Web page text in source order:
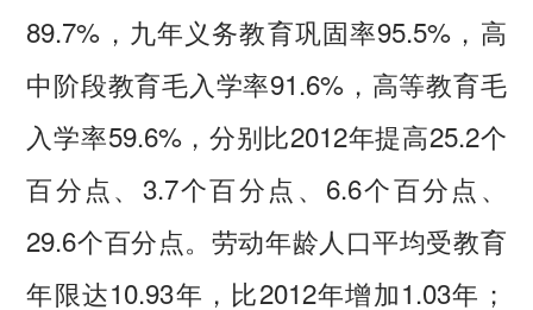
89.7%，九年义务教育巩固率95.5%，高
中阶段教育毛入学率91.6%，高等教育毛
入学率59.6%，分别比2012年提高25.2个
百分点、3.7个百分点、6.6个百分点、
29.6个百分点。劳动年龄人口平均受教育
年限达10.93年，比2012年增加1.03年；